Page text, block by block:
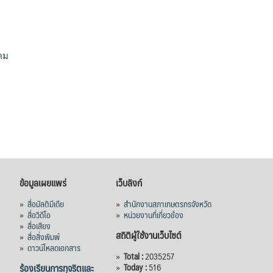
ม
ข้อมูลเผยแพร่
» สื่อมัลติมีเดีย
» สื่อวิดีโอ
» สื่อเสียง
» สื่อสิ่งพิมพ์
» ดาวน์โหลดเอกสาร
ร้องเรียนการทุจริตและ
เว็บลิงก์
» สำนักงานสภาเกษตรกรจังหวัด
» หน่วยงานที่เกี่ยวข้อง
สถิติผู้ใช้งานเว็บไซต์
» Total :2035257
» Today :516